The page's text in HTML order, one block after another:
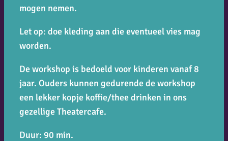
mogen nemen.
Let op: doe kleding aan die eventueel vies mag
worden.
De workshop is bedoeld voor kinderen vanaf 8
jaar. Ouders kunnen gedurende de workshop
een lekker kopje koffie/thee drinken in ons
gezellige Theatercafe.
Duur: 90 min.